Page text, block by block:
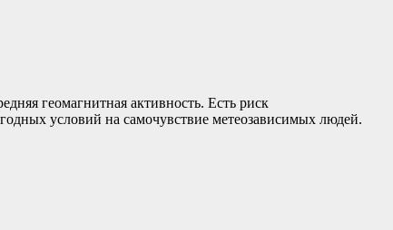
геомагнитная активность. Есть риск
условий на самочувствие метеозависимых людей.